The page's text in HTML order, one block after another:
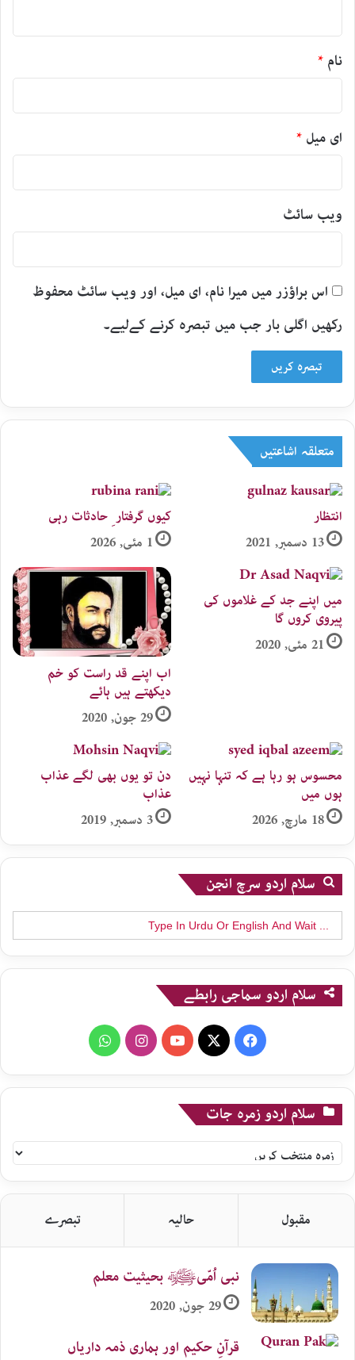
نام *
ای میل *
ویب‌ سائٹ
اس براؤزر میں میرا نام، ای میل، اور ویب سائٹ محفوظ
رکھیں اگلی بار جب میں تبصرہ کرنے کےلیے۔
متعلقہ اشاعتیں
انتظار
13 دسمبر, 2021
کیوں گرفتار ِ حادثات رہی
1 مئی, 2026
میں اپنے جد کے غلاموں کی
پیروی کروں گا
21 مئی, 2020
اب اپنے قد راست کو خم
دیکھتے ہیں ہائے
29 جون, 2020
محسوس ہو رہا ہے کہ تنہا نہیں
ہوں میں
18 مارچ, 2026
دن تو یوں بھی لگے عذاب
عذاب
3 دسمبر, 2019
سلام اردو سرچ انجن
Search
for:
سلام اردو سماجی رابطے
Facebook
YouTube
Instagram
WhatsApp
سلام اردو زمرہ جات
سلام
اردو
زمرہ
جات
مقبول حالیہ تبصرے
نبی اُمّیﷺ بحیثیت معلم
29 جون, 2020
قرآنِ حکیم اور ہماری ذمہ داریاں